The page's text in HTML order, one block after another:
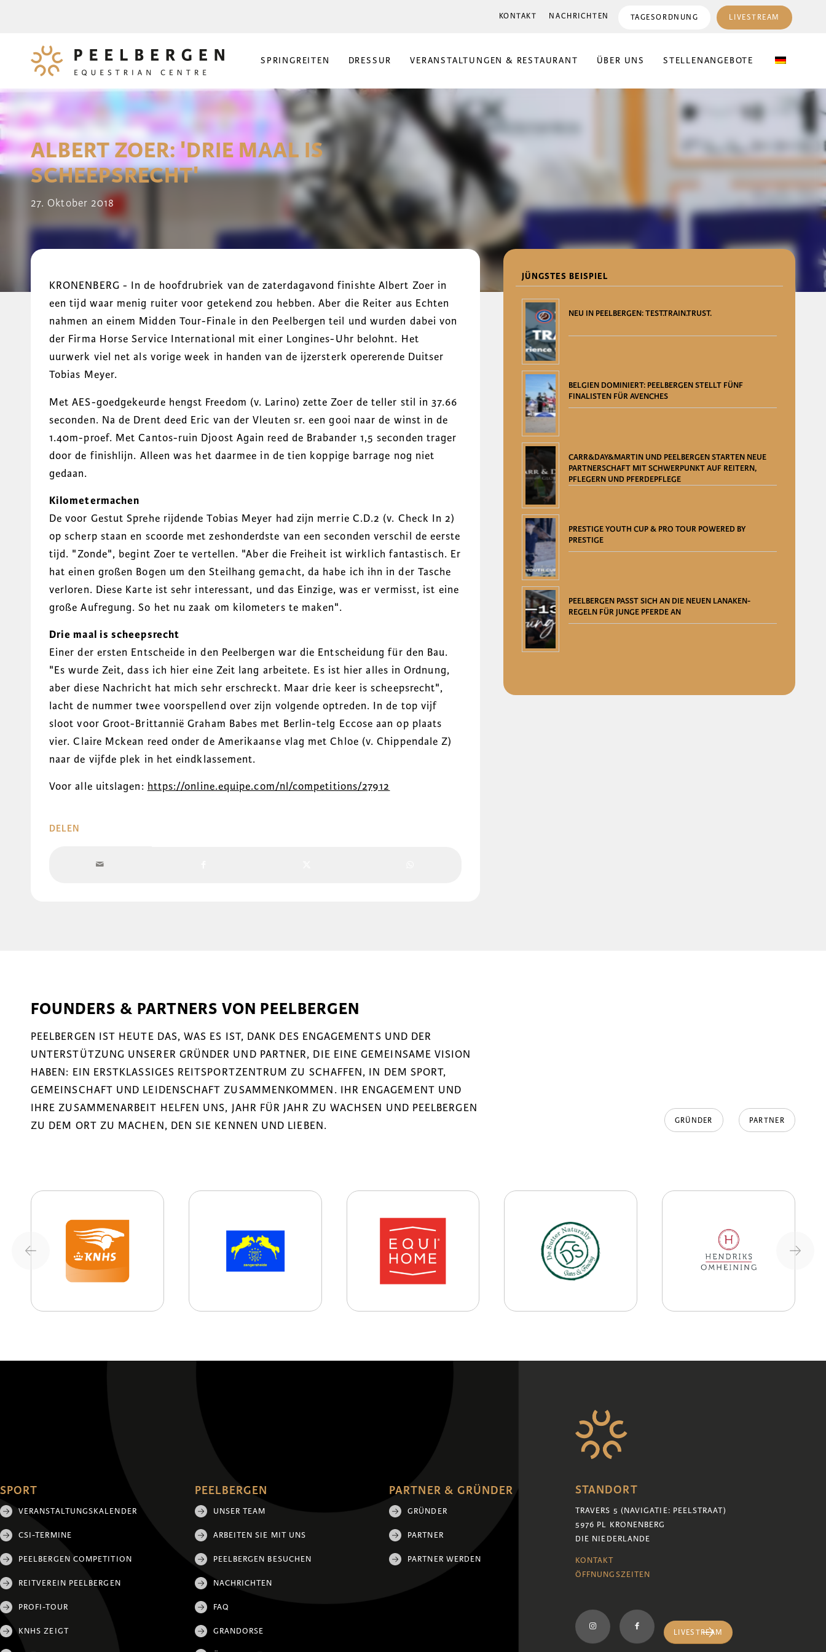
KONTAKT NACHRICHTEN TAGESORDNUNG LIVESTREAM
SPRINGREITEN DRESSUR VERANSTALTUNGEN & RESTAURANT ÜBER UNS STELLENANGEBOTE
ALBERT ZOER: 'DRIE MAAL IS
SCHEEPSRECHT'
27. Oktober 2018
KRONENBERG - In de hoofdrubriek van de zaterdagavond finishte Albert Zoer in
een tijd waar menig ruiter voor getekend zou hebben. Aber die Reiter aus Echten
nahmen an einem Midden Tour-Finale in den Peelbergen teil und wurden dabei von
der Firma Horse Service International mit einer Longines-Uhr belohnt. Het
uurwerk viel net als vorige week in handen van de ijzersterk opererende Duitser
Tobias Meyer.
Met AES-goedgekeurde hengst Freedom (v. Larino) zette Zoer de teller stil in 37.66
seconden. Na de Drent deed Eric van der Vleuten sr. een gooi naar de winst in de
1.40m-proef. Met Cantos-ruin Djoost Again reed de Brabander 1,5 seconden trager
door de finishlijn. Alleen was het daarmee in de tien koppige barrage nog niet
gedaan.
Kilometermachen
De voor Gestut Sprehe rijdende Tobias Meyer had zijn merrie C.D.2 (v. Check In 2)
op scherp staan en scoorde met zeshonderdste van een seconden verschil de eerste
tijd. "Zonde", begint Zoer te vertellen. "Aber die Freiheit ist wirklich fantastisch. Er
hat einen großen Bogen um den Steilhang gemacht, da habe ich ihn in der Tasche
verloren. Diese Karte ist sehr interessant, und das Einzige, was er vermisst, ist eine
große Aufregung. So het nu zaak om kilometers te maken".
Drie maal is scheepsrecht
Einer der ersten Entscheide in den Peelbergen war die Entscheidung für den Bau.
"Es wurde Zeit, dass ich hier eine Zeit lang arbeitete. Es ist hier alles in Ordnung,
aber diese Nachricht hat mich sehr erschreckt. Maar drie keer is scheepsrecht",
lacht de nummer twee voorspellend over zijn volgende optreden. In de top vijf
sloot voor Groot-Brittannië Graham Babes met Berlin-telg Eccose aan op plaats
vier. Claire Mckean reed onder de Amerikaanse vlag met Chloe (v. Chippendale Z)
naar de vijfde plek in het eindklassement.
Voor alle uitslagen: https://online.equipe.com/nl/competitions/27912
DELEN
JÜNGSTES BEISPIEL
NEU IN PEELBERGEN: TEST.TRAIN.TRUST.
BELGIEN DOMINIERT: PEELBERGEN STELLT FÜNF
FINALISTEN FÜR AVENCHES
CARR&DAY&MARTIN UND PEELBERGEN STARTEN NEUE
PARTNERSCHAFT MIT SCHWERPUNKT AUF REITERN,
PFLEGERN UND PFERDEPFLEGE
PRESTIGE YOUTH CUP & PRO TOUR POWERED BY
PRESTIGE
PEELBERGEN PASST SICH AN DIE NEUEN LANAKEN-
REGELN FÜR JUNGE PFERDE AN
FOUNDERS & PARTNERS VON PEELBERGEN
PEELBERGEN IST HEUTE DAS, WAS ES IST, DANK DES ENGAGEMENTS UND DER
UNTERSTÜTZUNG UNSERER GRÜNDER UND PARTNER, DIE EINE GEMEINSAME VISION
HABEN: EIN ERSTKLASSIGES REITSPORTZENTRUM ZU SCHAFFEN, IN DEM SPORT,
GEMEINSCHAFT UND LEIDENSCHAFT ZUSAMMENKOMMEN. IHR ENGAGEMENT UND
IHRE ZUSAMMENARBEIT HELFEN UNS, JAHR FÜR JAHR ZU WACHSEN UND PEELBERGEN
ZU DEM ORT ZU MACHEN, DEN SIE KENNEN UND LIEBEN.
GRÜNDER PARTNER
SPORT
VERANSTALTUNGSKALENDER
CSI-TERMINE
PEELBERGEN COMPETITION
REITVEREIN PEELBERGEN
PROFI-TOUR
KNHS ZEIGT
PEELBERGEN
UNSER TEAM
ARBEITEN SIE MIT UNS
PEELBERGEN BESUCHEN
NACHRICHTEN
FAQ
GRANDORSE
PARTNER & GRÜNDER
GRÜNDER
PARTNER
PARTNER WERDEN
STANDORT
TRAVERS 5 (NAVIGATIE: PEELSTRAAT)
5976 PL KRONENBERG
DIE NIEDERLANDE
KONTAKT
ÖFFNUNGSZEITEN
LIVESTREAM